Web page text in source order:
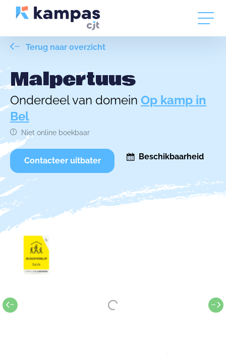
Terug naar overzicht
Malpertuus
Onderdeel van domein Op kamp in
Bel
Niet online boekbaar
Contacteer uitbater Beschikbaarheid